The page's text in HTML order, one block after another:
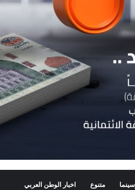
متنوع اخبار الوطن العربي